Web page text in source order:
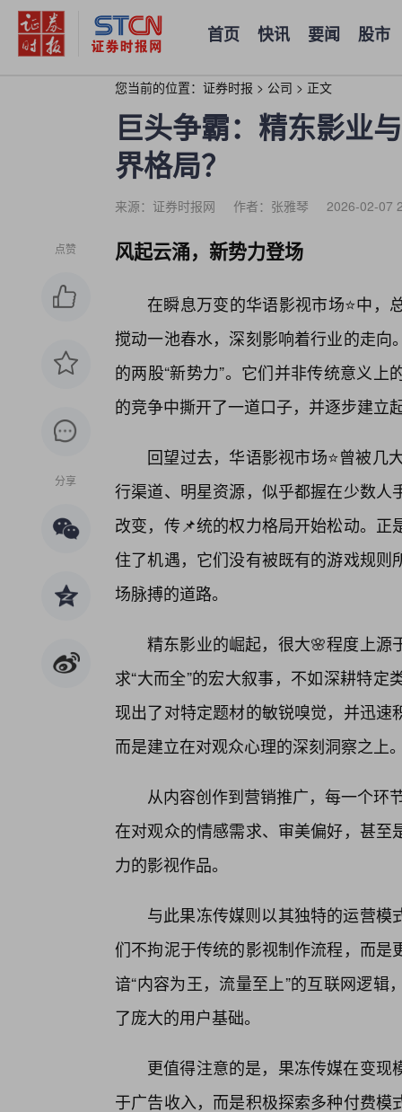
首页 快讯 要闻 股市
您当前的位置： 证券时报 > 公司 > 正文
巨头争霸：精东影业
界格局？
来源：证券时报网 作者：张雅琴 2026-02-07
点赞
分享
风起云涌，新势力登场
在瞬息万变的华语影视市场⭐中，
搅动一池春水，深刻影响着行业的走
的两股“新势力”。它们并非传统意义
的竞争中撕开了一道口子，并逐步建立
回望过去，华语影视市场⭐曾被
行渠道、明星资源，似乎都握在少数
改变，传📌统的权力格局开始松动。
住了机遇，它们没有被既有的游戏规
场脉搏的道路。
精东影业的崛起，很大🌸程度上源
求“大而全”的宏大叙事，不如深耕特
现出了对特定题材的敏锐嗅觉，并迅
而是建立在对观众心理的深刻洞察之上
从内容创作到营销推广，每一个环
在对观众的情感需求、审美偏好，甚
力的影视作品。
与此果冻传媒则以其独特的运营
们不拘泥于传统的影视制作流程，而
谙“内容为王，流量至上”的互联网逻
了庞大的用户基础。
更值得注意的是，果冻传媒在变
于广告收入，而是积极探索多种付费